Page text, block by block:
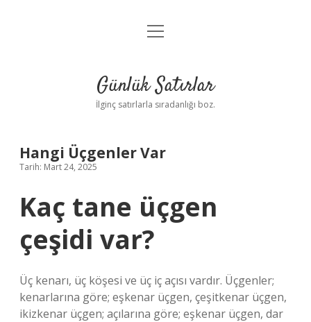
Anasayfa
Yasal Uyarı
menüyü
Günlük Satırlar
İlginç satırlarla sıradanlığı boz.
Hangi Üçgenler Var
Tarih: Mart 24, 2025
Kaç tane üçgen
çeşidi var?
Üç kenarı, üç köşesi ve üç iç açısı vardır. Üçgenler;
kenarlarına göre; eşkenar üçgen, çeşitkenar üçgen,
ikizkenar üçgen; açılarına göre; eşkenar üçgen, dar